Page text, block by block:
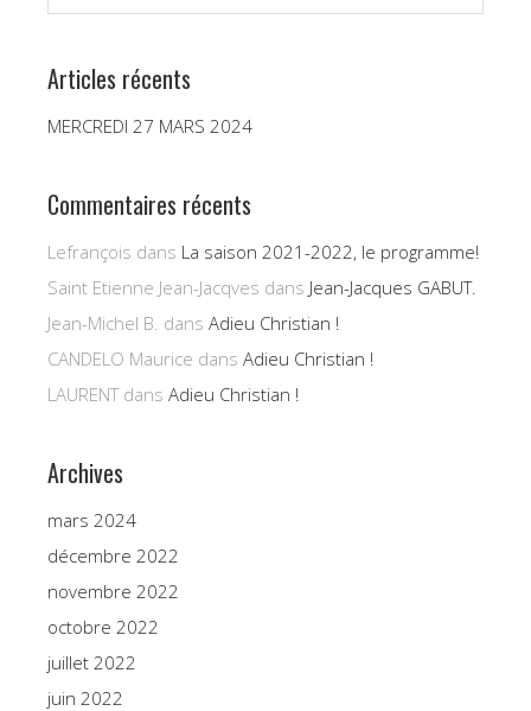
Articles récents
MERCREDI 27 MARS 2024
Commentaires récents
Lefrançois dans La saison 2021-2022, le programme!
Saint Etienne Jean-Jacqves dans Jean-Jacques GABUT.
Jean-Michel B. dans Adieu Christian !
CANDELO Maurice dans Adieu Christian !
LAURENTdans Adieu Christian !
Archives
mars 2024
décembre 2022
novembre 2022
octobre 2022
juillet 2022
juin 2022